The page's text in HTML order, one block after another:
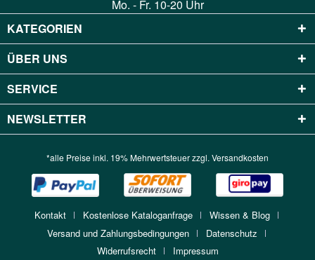
Mo. - Fr. 10-20 Uhr
KATEGORIEN
ÜBER UNS
SERVICE
NEWSLETTER
*alle Preise inkl. 19% Mehrwertsteuer zzgl. Versandkosten
Kontakt Kostenlose Kataloganfrage
Wissen & Blog
Versand und Zahlungsbedingungen
Datenschutz
Widerrufsrecht
Impressum